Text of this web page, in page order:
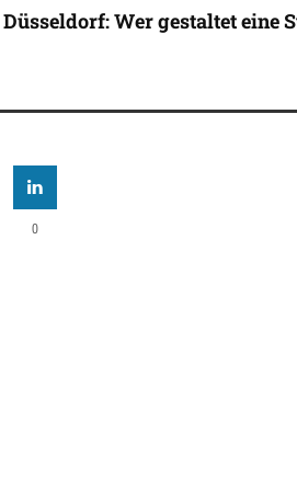
Düsseldorf: Wer gestaltet eine
0